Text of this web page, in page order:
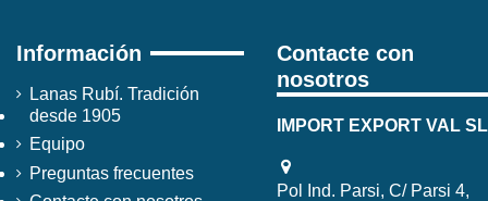
Información
Lanas Rubí. Tradición
desde 1905
Equipo
Preguntas frecuentes
Contacte con
nosotros
IMPORT EXPORT VAL SL
Pol Ind. Parsi, C/ Parsi 4,